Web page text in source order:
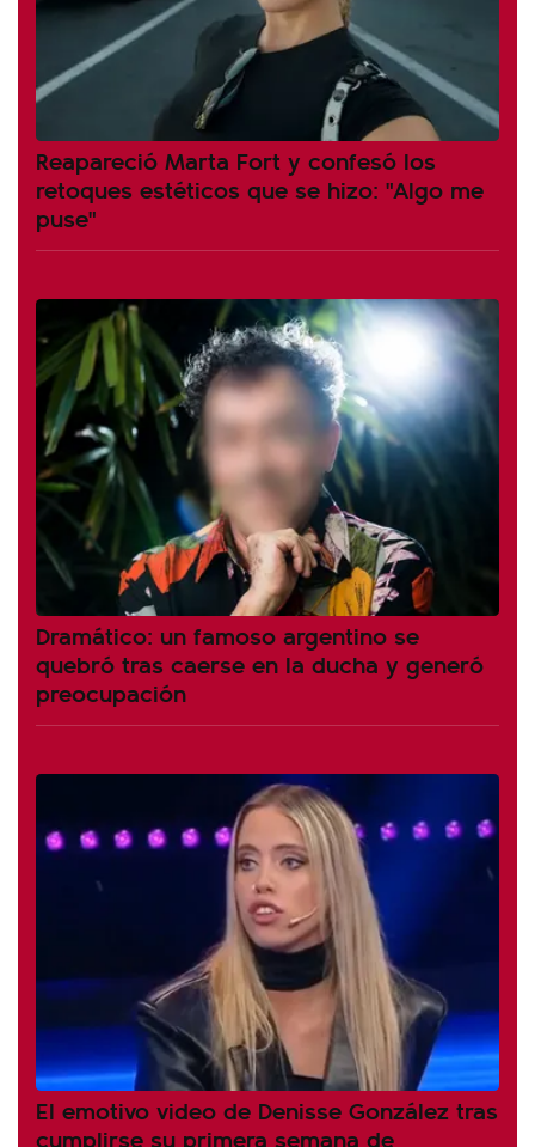
Reapareció Marta Fort y confesó los
retoques estéticos que se hizo: "Algo me
puse"
Dramático: un famoso argentino se
quebró tras caerse en la ducha y generó
preocupación
El emotivo video de Denisse González tras
cumplirse su primera semana de